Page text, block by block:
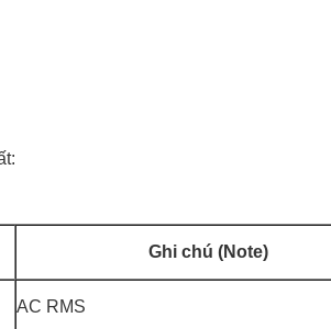
Ghi chú (Note)
AC RMS